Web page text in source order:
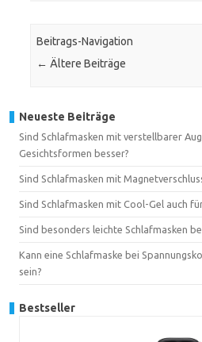
Beitrags-Navigation
← Ältere Beiträge
Neueste Beiträge
Sind Schlafmasken mit verstellbarer
Gesichtsformen besser?
Sind Schlafmasken mit
Sind Schlafmasken mit Cool-Gel auch
Sind besonders leichte Schlafmasken
Kann eine Schlafmaske bei
sein?
Bestseller